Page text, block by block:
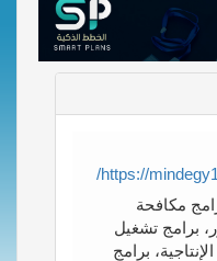
https://
مكافحة
برامج تشغيل
برامج